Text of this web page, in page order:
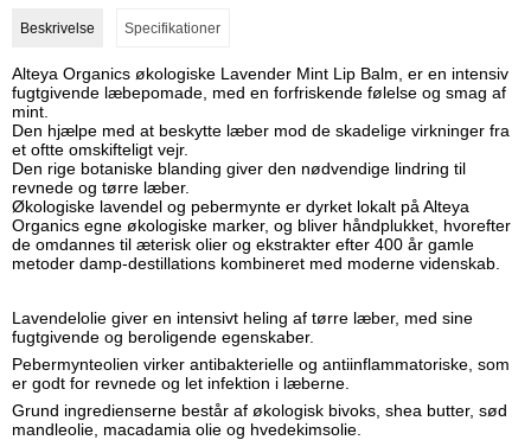
Beskrivelse Specifikationer
Alteya Organics økologiske Lavender Mint Lip Balm, er en intensiv
fugtgivende læbepomade, med en forfriskende følelse og smag af
mint.
Den hjælpe med at beskytte læber mod de skadelige virkninger fra
et oftte omskifteligt vejr.
Den rige botaniske blanding giver den nødvendige lindring til
revnede og tørre læber.
Økologiske lavendel og pebermynte er dyrket lokalt på Alteya
Organics egne økologiske marker, og bliver håndplukket, hvorefter
de omdannes til æterisk olier og ekstrakter efter 400 år gamle
metoder damp-destillations kombineret med moderne videnskab.
Lavendelolie giver en intensivt heling af tørre læber, med sine
fugtgivende og beroligende egenskaber.
Pebermynteolien virker antibakterielle og antiinflammatoriske, som
er godt for revnede og let infektion i læberne.
Grund ingredienserne består af økologisk bivoks, shea butter, sød
mandleolie, macadamia olie og hvedekimsolie.